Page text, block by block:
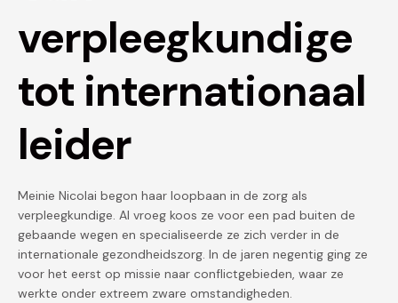
verpleegkundige
tot internationaal
leider
Meinie Nicolai begon haar loopbaan in de zorg als
verpleegkundige. Al vroeg koos ze voor een pad buiten de
gebaande wegen en specialiseerde ze zich verder in de
internationale gezondheidszorg. In de jaren negentig ging ze
voor het eerst op missie naar conflictgebieden, waar ze
werkte onder extreem zware omstandigheden.